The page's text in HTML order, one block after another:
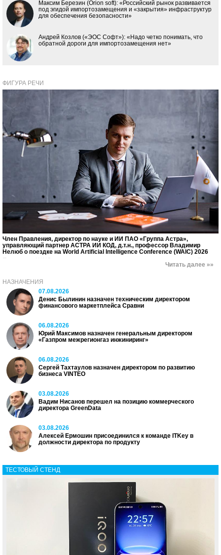
Максим Березин (Orion soft): «Российский рынок развивается
под эгидой импортозамещения и «закрытия» инфраструктур
для обеспечения безопасности»
Андрей Козлов («ЭОС Софт»): «Надо четко понимать, что
обратной дороги для импортозамещения нет»
ФИГУРА РЕЧИ
Член Правления, директор по науке и ИИ ПАО «Группа Астра»,
управляющий партнер АСТРА ИИ КОД, д.т.н., профессор Владимир
Нелюб о поездке на World Artificial Intelligence Conference (WAIC) 2026
Поездка на WAIC в этом году оставила оптимистичное впечатление. Если
отбросить политический контекст, Китай демонстрирует именно тот
Читать далее »»
НАЗНАЧЕНИЯ
07.08.2026
Денис Былинин назначен техническим директором
финансового маркетплейса Сравни
06.08.2026
Юрий Максимов назначен генеральным директором
«Газпром межрегионгаз инжиниринг»
06.08.2026
Сергей Тахтаулов назначен директором по развитию
бизнеса VINTEO
03.08.2026
Вадим Нисанов перешел на позицию коммерческого
директора GreenData
03.08.2026
Алексей Ермошин присоединился к команде ITKey в
должности директора по продукту
ТЕСТОВЫЙ СТЕНД